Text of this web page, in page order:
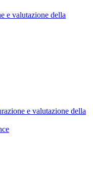
e valutazione della
e valutazione della